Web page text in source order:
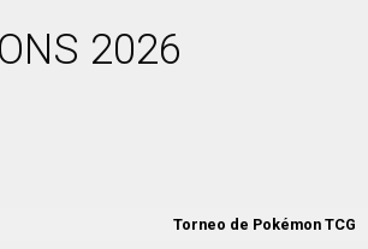
2026
Torneo de Pokémon TCG